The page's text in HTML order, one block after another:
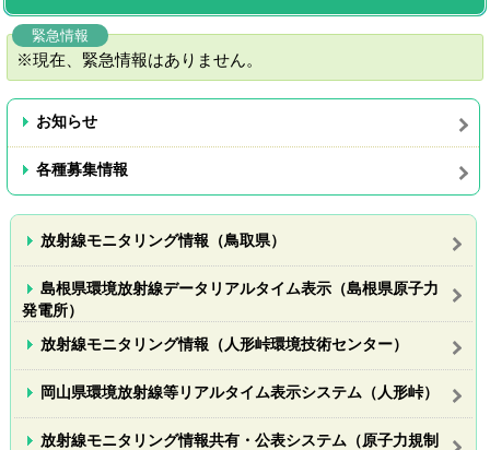
緊急情報
※現在、緊急情報はありません。
お知らせ
各種募集情報
放射線モニタリング情報（鳥取県）
島根県環境放射線データリアルタイム表示（島根県原子力
発電所）
放射線モニタリング情報（人形峠環境技術センター）
岡山県環境放射線等リアルタイム表示システム（人形峠）
放射線モニタリング情報共有・公表システム（原子力規制